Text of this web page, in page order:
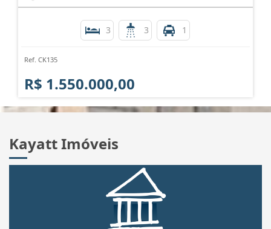
3 3 1
Ref. CK135
R$ 1.550.000,00
Kayatt Imóveis